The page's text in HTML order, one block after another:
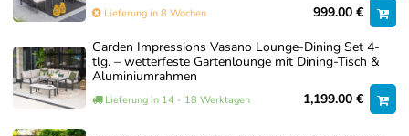
Lieferung in 8 Wochen 999.00 €
Garden Impressions Vasano Lounge-Dining Set 4-
tlg. – wetterfeste Gartenlounge mit Dining-Tisch &
Aluminiumrahmen
Lieferung in 14 - 18 Werktagen 1,199.00 €